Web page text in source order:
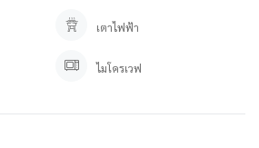
เตาไฟฟ้า
ไมโครเวฟ